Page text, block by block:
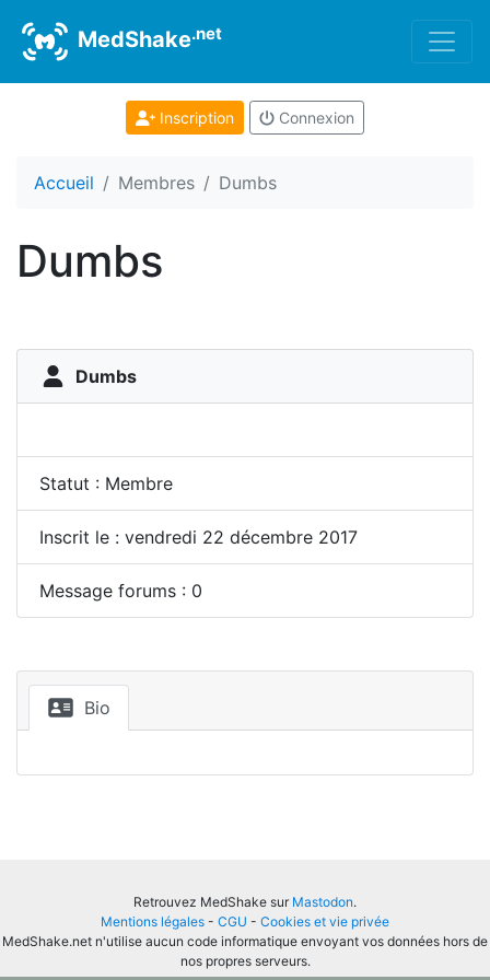
MedShake.net
Inscription Connexion
Accueil Membres Dumbs
Dumbs
Dumbs
Statut : Membre
Inscrit le : vendredi 22 décembre 2017
Message forums : 0
Bio
Retrouvez MedShake sur Mastodon.
Mentions légales - CGU - Cookies et vie privée
MedShake.net n'utilise aucun code informatique envoyant vos données hors de
nos propres serveurs.